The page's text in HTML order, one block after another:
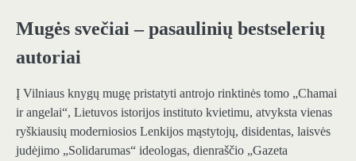
Mugės svečiai – pasaulinių bestselerių
autoriai
Į Vilniaus knygų mugę pristatyti antrojo rinktinės tomo „Chamai
ir angelai“, Lietuvos istorijos instituto kvietimu, atvyksta vienas
ryškiausių moderniosios Lenkijos mąstytojų, disidentas, laisvės
judėjimo „Solidarumas“ ideologas, dienraščio „Gazeta